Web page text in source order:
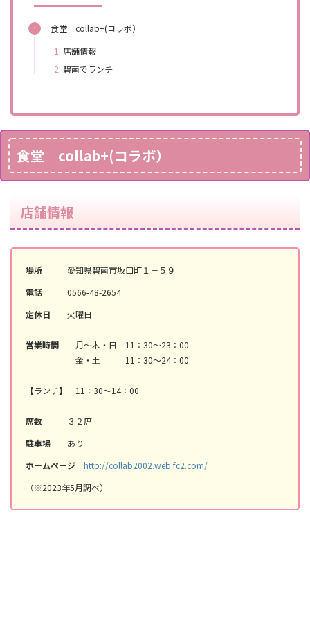
食堂 collab+(コラボ）
店舗情報
碧南でランチ
食堂 collab+(コラボ）
店舗情報
場所 愛知県碧南市坂口町１－５９
電話 0566-48-2654
定休日 火曜日
営業時間 月～木・日 11：30～23：00
金・土 11：30～24：00
【ランチ】 11：30～14：00
席数 ３２席
駐車場 あり
ホームページ
http://collab2002.web.fc2.com/
（※2023年5月調べ）